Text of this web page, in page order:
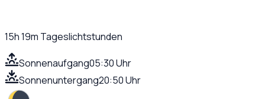
15h 19m Tageslichtstunden
Sonnenaufgang05:30 Uhr
Sonnenuntergang20:50 Uhr